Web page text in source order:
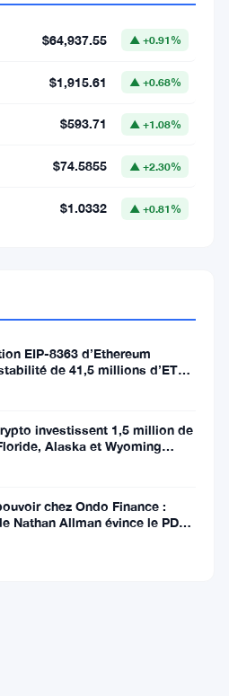
$64,937.55 ▲ +0.91%
$1,915.61 ▲ +0.68%
$593.71 ▲ +1.08%
$74.5855 ▲ +2.30%
$1.0332 ▲ +0.81%
EIP-8363 d’Ethereum
de 41,5 millions d’ETH
la DeFi
investissent 1,5 million de
Alaska et Wyoming
au Michigan
chez Ondo Finance :
Nathan Allman évince le PDG
le 24 juillet